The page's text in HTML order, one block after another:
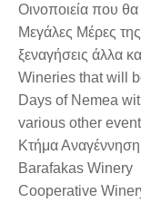
Οινοποιεία που θα
Μεγάλες Μέρες
ξεναγήσεις άλλα
Wineries that will
Days of Nemea
various other
Κτήμα Αναγέννηση
Barafakas Winery
Cooperative